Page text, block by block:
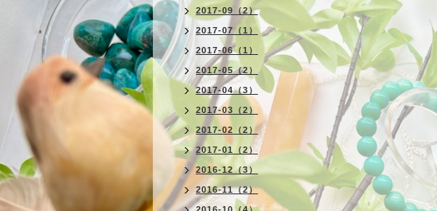
2017-09（2）
2017-07（1）
2017-06（1）
2017-05（2）
2017-04（3）
2017-03（2）
2017-02（2）
2017-01（2）
2016-12（3）
2016-11（2）